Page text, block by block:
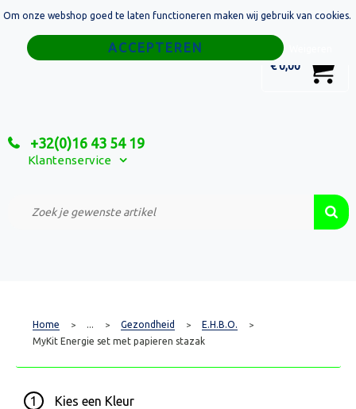
€ 0,00
+32(0)16 43 54 19
Klantenservice
Home
Relatiegeschenken
Custom Made Projecten
Home > ... > Gezondheid > E.H.B.O. >
MyKit Energie set met papieren stazak
1 Kies een Kleur
Om onze webshop goed te laten functioneren maken wij gebruik van cookies.